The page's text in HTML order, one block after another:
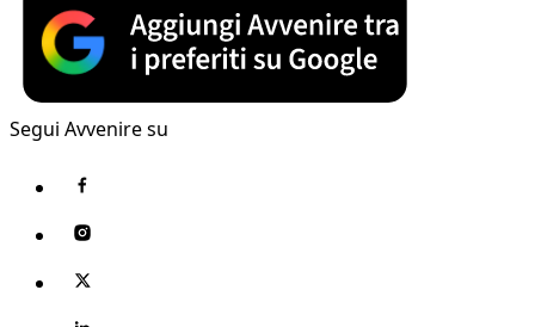
Segui Avvenire su